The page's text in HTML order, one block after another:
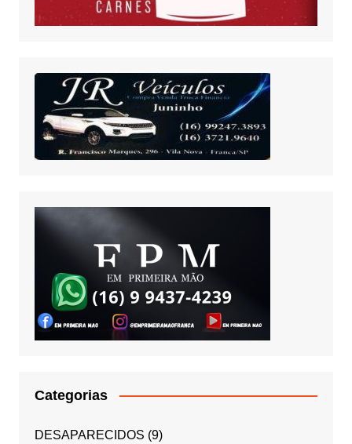
Categorias
DESAPARECIDOS (9)